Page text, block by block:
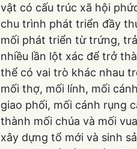
vật có cấu trúc xã hội
chu trình phát triển đầy
mối phát triển từ trứng,
nhiều lần lột xác để trở
thể có vai trò khác nhau
mối thợ, mối lính, mối
giao phối, mối cánh rụng
thành mối chúa và mối
xây dựng tổ mới và sinh